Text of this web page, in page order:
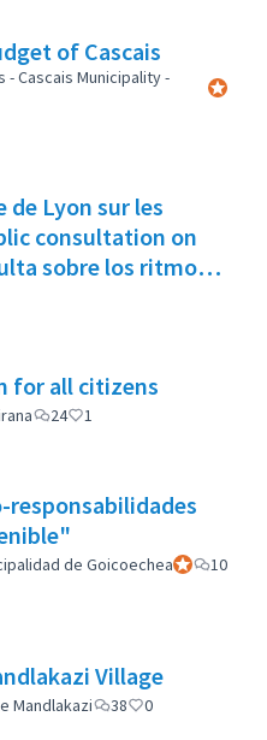
of Cascais
- Cascais Municipality -
de Lyon sur les
consultation on
sobre los ritmos
'My Tirana' Application for all citizens
24 1
responsabilidades
de GoicoecheaParticipant
10
Village
Mandlakazi 38 0